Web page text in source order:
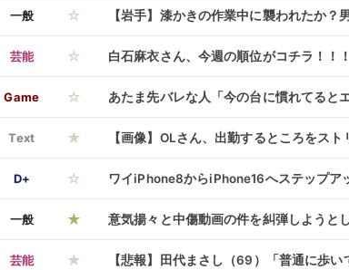
可能！
一般 ☆ 【岩手】漆かきの作業中に襲われたか？
腰をひっかかれるなどのけが 一戸町
芸能 ☆ 白石麻衣さん、今週の順位がコチラ！！
Game ☆ あたま先バレな人「今の台に慣れてると
しすぎて拒絶反応が出る。もっと静かに
Text ★ 【画像】OLさん、出勤するところをス
D+ ☆ ワイiPhone8からiPhone16へステップア
一般 ★ 意気揚々と中傷動画の件を糾弾しようと
削除して記事修正したよ」と記者に突
芸能 ★ 【悲報】田代まさし（69）「普通に歩